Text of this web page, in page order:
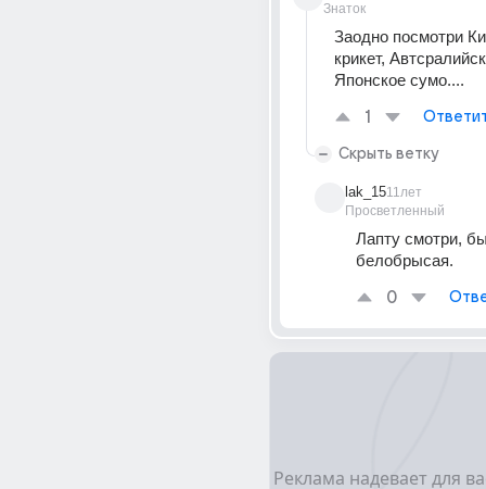
Знаток
Заодно посмотри
крикет,
Японское сумо....
1
Скрыть ветку
lak_15
Просветленный
11лет
Лапту смотри,
белобрысая.
0